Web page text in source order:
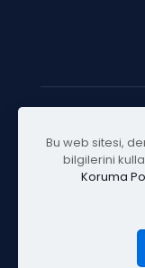
Bu web sitesi,
bilgilerini
Koruma